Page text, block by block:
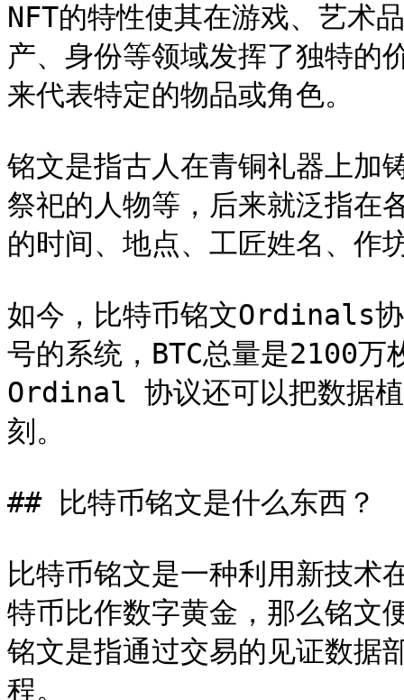
NFT的特性使其在游戏、艺术
产、身份等领域发挥了独特的
来代表特定的物品或角色。
铭文是指古人在青铜礼器上加
祭祀的人物等，后来就泛指在
的时间、地点、工匠姓名、作
如今，比特币铭文Ordinals协
号的系统，BTC总量是2100
Ordinal 协议还可以把数据植
刻。
## 比特币铭文是什么东西？
比特币铭文是一种利用新技术
特币比作数字黄金，那么铭文
铭文是指通过交易的见证数据
程。